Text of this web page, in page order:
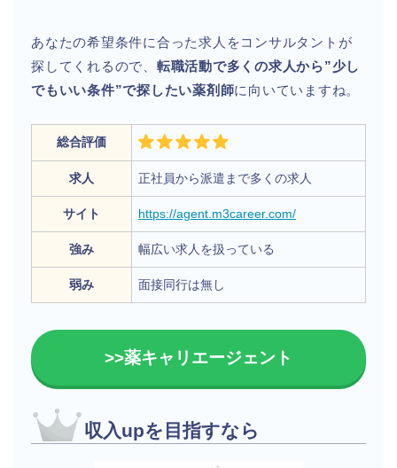
あなたの希望条件に合った求人をコンサルタントが
探してくれるので、 転職活動で多くの求人から”少し
でもいい条件”で探したい薬剤師に向いていますね。
総合評価
求人 正社員から派遣まで多くの求人
サイト https://agent.m3career.com/
強み 幅広い求人を扱っている
弱み 面接同行は無し
>>薬キャリエージェント
収入upを目指すなら